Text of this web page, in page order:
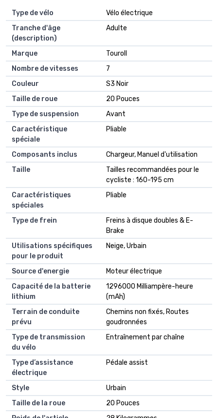
Type de vélo
Vélo électrique
Tranche d'âge
(description)
Adulte
Marque
Touroll
Nombre de vitesses
7
Couleur
S3 Noir
Taille de roue
20 Pouces
Type de suspension
Avant
Caractéristique
spéciale
Pliable
Composants inclus
Chargeur, Manuel d'utilisation
Taille
Tailles recommandées pour le
cycliste : 160-195 cm
Caractéristiques
spéciales
Pliable
Type de frein
Freins à disque doubles & E-
Brake
Utilisations spécifiques
pour le produit
Neige, Urbain
Source d'energie
Moteur électrique
Capacité de la batterie
lithium
1296000 Milliampère-heure
(mAh)
Terrain de conduite
prévu
Chemins non fixés, Routes
goudronnées
Type de transmission
du vélo
Entraînement par chaîne
Type d’assistance
électrique
Pédale assist
Style
Urbain
Taille de la roue
20 Pouces